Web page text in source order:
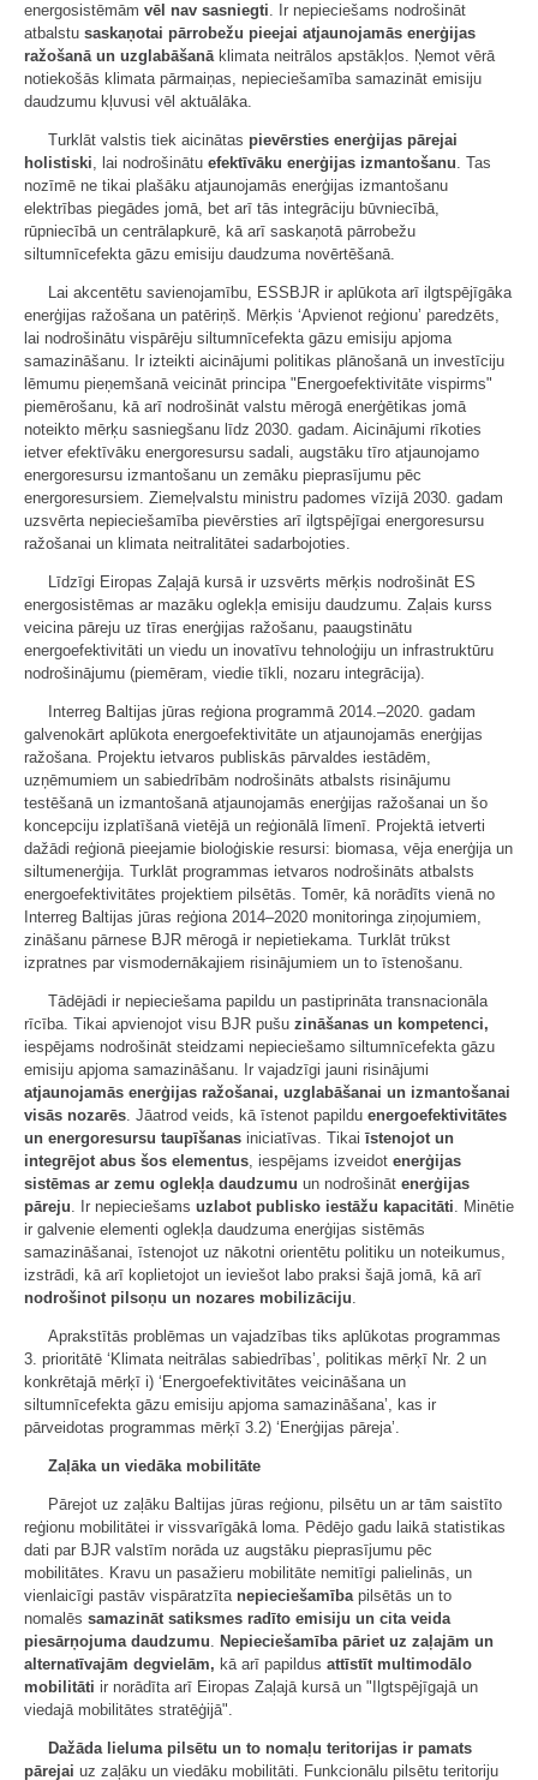
energosistēmām vēl nav sasniegti. Ir nepieciešams nodrošināt
atbalstu saskaņotai pārrobežu pieejai atjaunojamās enerģijas
ražošanā un uzglabāšanāklimata neitrālos apstākļos. Ņemot vērā
notiekošās klimata pārmaiņas, nepieciešamība samazināt emisiju
daudzumu kļuvusi vēl aktuālāka.
Turklāt valstis tiek aicinātas pievērsties enerģijas pārejai
holistiski, lai nodrošinātu efektīvāku enerģijas izmantošanu. Tas
nozīmē ne tikai plašāku atjaunojamās enerģijas izmantošanu
elektrības piegādes jomā, bet arī tās integrāciju būvniecībā,
rūpniecībā un centrālapkurē, kā arī saskaņotā pārrobežu
siltumnīcefekta gāzu emisiju daudzuma novērtēšanā.
Lai akcentētu savienojamību, ESSBJR ir aplūkota arī ilgtspējīgāka
enerģijas ražošana un patēriņš. Mērķis ‘Apvienot reģionu’ paredzēts,
lai nodrošinātu vispārēju siltumnīcefekta gāzu emisiju apjoma
samazināšanu. Ir izteikti aicinājumi politikas plānošanā un investīciju
lēmumu pieņemšanā veicināt principa "Energoefektivitāte vispirms"
piemērošanu, kā arī nodrošināt valstu mērogā enerģētikas jomā
noteikto mērķu sasniegšanu līdz 2030. gadam. Aicinājumi rīkoties
ietver efektīvāku energoresursu sadali, augstāku tīro atjaunojamo
energoresursu izmantošanu un zemāku pieprasījumu pēc
energoresursiem. Ziemeļvalstu ministru padomes vīzijā 2030. gadam
uzsvērta nepieciešamība pievērsties arī ilgtspējīgai energoresursu
ražošanai un klimata neitralitātei sadarbojoties.
Līdzīgi Eiropas Zaļajā kursā ir uzsvērts mērķis nodrošināt ES
energosistēmas ar mazāku oglekļa emisiju daudzumu. Zaļais kurss
veicina pāreju uz tīras enerģijas ražošanu, paaugstinātu
energoefektivitāti un viedu un inovatīvu tehnoloģiju un infrastruktūru
nodrošinājumu (piemēram, viedie tīkli, nozaru integrācija).
Interreg Baltijas jūras reģiona programmā 2014.–2020. gadam
galvenokārt aplūkota energoefektivitāte un atjaunojamās enerģijas
ražošana. Projektu ietvaros publiskās pārvaldes iestādēm,
uzņēmumiem un sabiedrībām nodrošināts atbalsts risinājumu
testēšanā un izmantošanā atjaunojamās enerģijas ražošanai un šo
koncepciju izplatīšanā vietējā un reģionālā līmenī. Projektā ietverti
dažādi reģionā pieejamie bioloģiskie resursi: biomasa, vēja enerģija un
siltumenerģija. Turklāt programmas ietvaros nodrošināts atbalsts
energoefektivitātes projektiem pilsētās. Tomēr, kā norādīts vienā no
Interreg Baltijas jūras reģiona 2014–2020 monitoringa ziņojumiem,
zināšanu pārnese BJR mērogā ir nepietiekama. Turklāt trūkst
izpratnes par vismodernākajiem risinājumiem un to īstenošanu.
Tādējādi ir nepieciešama papildu un pastiprināta transnacionāla
rīcība. Tikai apvienojot visu BJR pušu zināšanas un kompetenci,
iespējams nodrošināt steidzami nepieciešamo siltumnīcefekta gāzu
emisiju apjoma samazināšanu. Ir vajadzīgi jauni risinājumi
atjaunojamās enerģijas ražošanai, uzglabāšanai un izmantošanai
visās nozarēs. Jāatrod veids, kā īstenot papildu energoefektivitātes
un energoresursu taupīšanas iniciatīvas. Tikaiīstenojot un
integrējot abus šos elementus, iespējams izveidot enerģijas
sistēmas ar zemu oglekļa daudzumu un nodrošināt enerģijas
pāreju. Ir nepieciešams uzlabot publisko iestāžu kapacitāti. Minētie
ir galvenie elementi oglekļa daudzuma enerģijas sistēmās
samazināšanai, īstenojot uz nākotni orientētu politiku un noteikumus,
izstrādi, kā arī koplietojot un ieviešot labo praksi šajā jomā, kā arī
nodrošinot pilsoņu un nozares mobilizāciju.
Aprakstītās problēmas un vajadzības tiks aplūkotas programmas
3. prioritātē ‘Klimata neitrālas sabiedrības’, politikas mērķī Nr. 2 un
konkrētajā mērķī i) ‘Energoefektivitātes veicināšana un
siltumnīcefekta gāzu emisiju apjoma samazināšana’, kas ir
pārveidotas programmas mērķī 3.2) ‘Enerģijas pāreja’.
Zaļāka un viedāka mobilitāte
Pārejot uz zaļāku Baltijas jūras reģionu, pilsētu un ar tām saistīto
reģionu mobilitātei ir vissvarīgākā loma. Pēdējo gadu laikā statistikas
dati par BJR valstīm norāda uz augstāku pieprasījumu pēc
mobilitātes. Kravu un pasažieru mobilitāte nemitīgi palielinās, un
vienlaicīgi pastāv vispāratzīta nepieciešamībapilsētās un to
nomalēs samazināt satiksmes radīto emisiju un cita veida
piesārņojuma daudzumu. Nepieciešamība pāriet uz zaļajām un
alternatīvajām degvielām, kā arī papildus attīstīt multimodālo
mobilitāti ir norādīta arī Eiropas Zaļajā kursā un "Ilgtspējīgajā un
viedajā mobilitātes stratēģijā".
Dažāda lieluma pilsētu un to nomaļu teritorijas ir pamats
pārejai uz zaļāku un viedāku mobilitāti. Funkcionālu pilsētu teritoriju